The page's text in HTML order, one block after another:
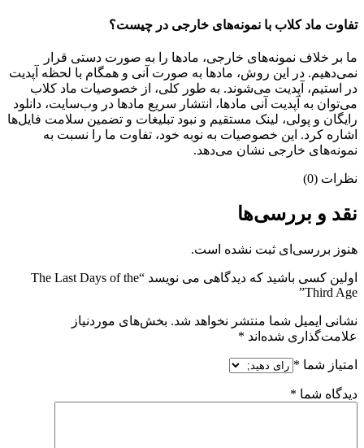
تفاوت ماد کلاب با نمونه‌های خارجی در چیست؟
ما بر خلاف نمونه‌های خارجی، مادها را به صورت دستی قرار
نمی‌دهیم. در این روش، مادها به صورت آنی و همگام با لحظه آپدیت
در استیم، آپدیت می‌شوند. به طور کلی، از خصوصیات ماد کلاب
می‌‌توان به آپدیت آنی مادها، انتشار سریع مادها در وب‌سایت، دانلود
رایگان و پولی، لینک مستقیم و نبود تبلیغات و تضمین سلامت فایل‌ها
اشاره کرد. این خصوصیات به نوبه خود، تفاوت ما را نسبت به
نمونه‌های خارجی نشان می‌دهد.
نظرات (0)
نقد و بررسی‌ها
هنوز بررسی‌ای ثبت نشده است.
اولین کسی باشید که دیدگاهی می نویسد “The Last Days of the
Third Age”
نشانی ایمیل شما منتشر نخواهد شد. بخش‌های موردنیاز
علامت‌گذاری شده‌اند *
امتیاز شما *
دیدگاه شما *